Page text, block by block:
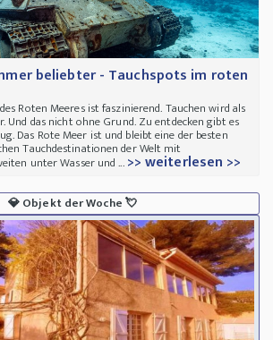
beliebter - Tauchspots im roten
Roten Meeres ist faszinierend. Tauchen wird als
Und das nicht ohne Grund. Zu entdecken gibt es
Das Rote Meer ist und bleibt eine der besten
Tauchdestinationen der Welt mit
unter Wasser und ...>> weiterlesen >>
💎Objekt der Woche💘